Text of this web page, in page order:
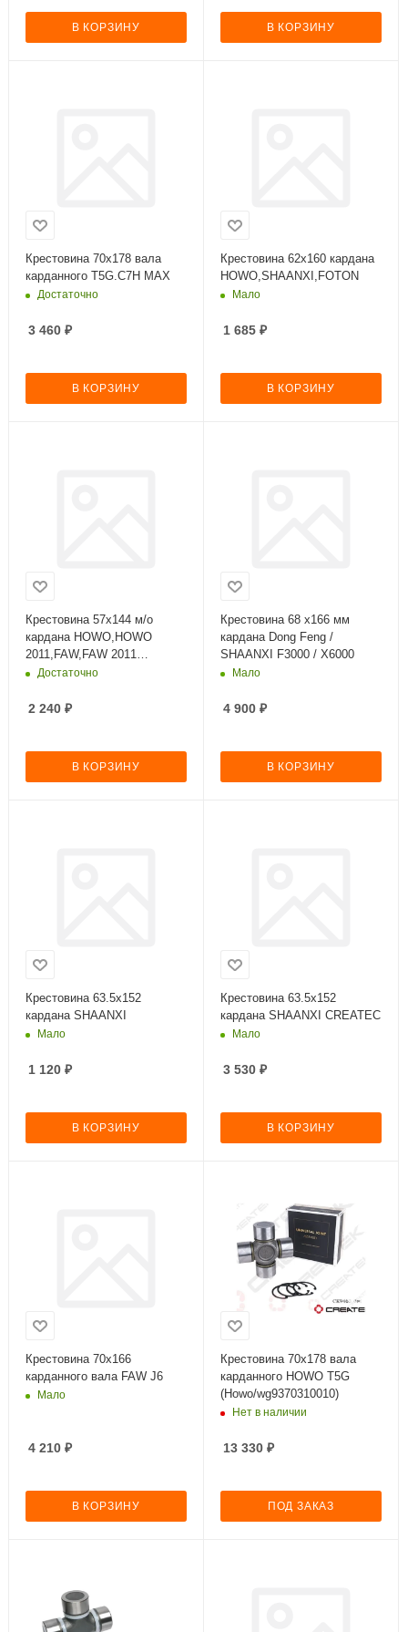
В КОРЗИНУ В КОРЗИНУ
Крестовина 70х178 вала
карданного T5G.C7H MAX
Достаточно
3 460 ₽
В КОРЗИНУ
Крестовина 62х160 кардана
HOWO,SHAANXI,FOTON
Мало
1 685 ₽
В КОРЗИНУ
Крестовина 57х144 м/о
кардана HOWO,HOWO
2011,FAW,FAW 2011
3252,3312,SHAANX
Достаточно
2 240 ₽
В КОРЗИНУ
Крестовина 68 х166 мм
кардана Dong Feng /
SHAANXI F3000 / X6000
Мало
4 900 ₽
В КОРЗИНУ
Крестовина 63.5х152
кардана SHAANXI
Мало
1 120 ₽
В КОРЗИНУ
Крестовина 63.5х152
кардана SHAANXI CREATEC
Мало
3 530 ₽
В КОРЗИНУ
Крестовина 70х166
карданного вала FAW J6
Мало
4 210 ₽
В КОРЗИНУ
Крестовина 70х178 вала
карданного HOWO T5G
(Howo/wg9370310010)
Нет в наличии
13 330 ₽
ПОД ЗАКАЗ